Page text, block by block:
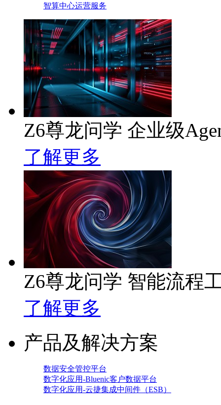
智算中心运营服务
Z6尊龙问学 企业级
了解更多
Z6尊龙问学 智能流程
了解更多
产品及解决方案
数据安全管控平台
数字化应用-Bluenic客户数据平台
数字化应用-云捷集成中间件（ESB）